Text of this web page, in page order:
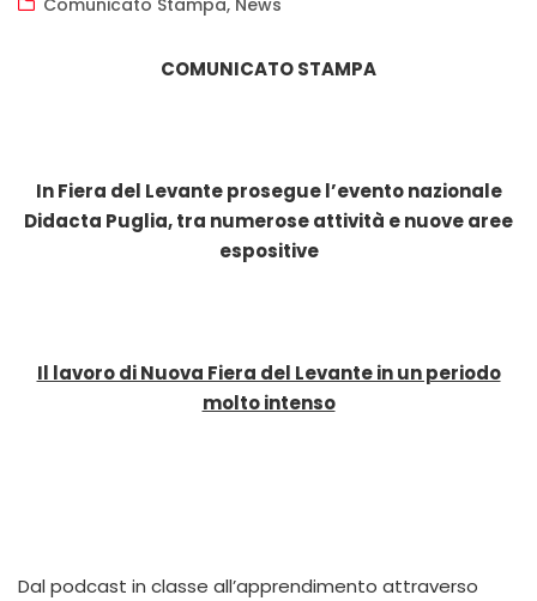
Comunicato Stampa, News
COMUNICATO STAMPA
In Fiera del Levante prosegue l’evento nazionale
Didacta Puglia, tra numerose attività e nuove aree
espositive
Il lavoro di Nuova Fiera del Levante in un periodo
molto intenso
Dal podcast in classe all’apprendimento attraverso